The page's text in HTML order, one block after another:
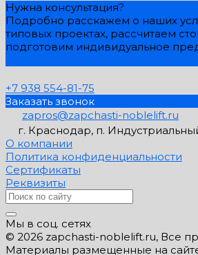
Нужна консультация?
Подробно расскажем о наших
типовых проектах, рассчитаем
подготовим индивидуальное
+7 938 554-81-75
Заказать звонок
zapros@zapchasti-noblelift.ru
г. Краснодар, п.
О компании
Политика конфиденциальности
Сертификаты
Реквизиты
Мы в соц. сетях
© 2026 zapchasti-noblelift.ru, Все
Материалы размещенные на